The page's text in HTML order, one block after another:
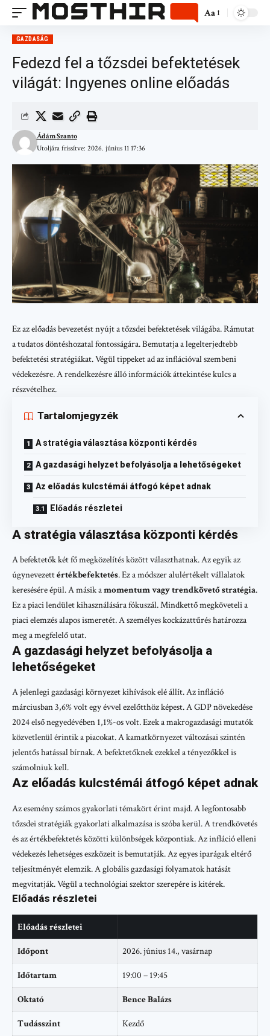
Aa
GAZDASÁG
Fedezd fel a tőzsdei befektetések
világát: Ingyenes online előadás
Utoljára frissítve: 2026. június 11 17:36
Ádám Szanto
Ez az előadás bevezetést nyújt a tőzsdei befektetések világába. Rámutat
a tudatos döntéshozatal fontosságára. Bemutatja a legelterjedtebb
befektetési stratégiákat. Végül tippeket ad az inflációval szembeni
védekezésre. A rendelkezésre álló információk áttekintése kulcs a
részvételhez.
Tartalomjegyzék
A stratégia választása központi kérdés
A gazdasági helyzet befolyásolja a lehetőségeket
Az előadás kulcstémái átfogó képet adnak
Előadás részletei
A stratégia választása központi kérdés
A befektetők két fő megközelítés között választhatnak. Az egyik az
úgynevezettértékbefektetés. Ez a módszer alulértékelt vállalatok
keresésére épül. A másik amomentum vagy trendkövető stratégia.
Ez a piaci lendület kihasználására fókuszál. Mindkettő megköveteli a
piaci elemzés alapos ismeretét. A személyes kockázattűrés határozza
meg a megfelelő utat.
A gazdasági helyzet befolyásolja a
lehetőségeket
A jelenlegi gazdasági környezet kihívások elé állít. Az infláció
márciusban 3,6% volt egy évvel ezelőtthöz képest. A GDP növekedése
2024 első negyedévében 1,1%-os volt. Ezek a makrogazdasági mutatók
közvetlenül érintik a piacokat. A kamatkörnyezet változásai szintén
jelentős hatással bírnak. A befektetőknek ezekkel a tényezőkkel is
számolniuk kell.
Az előadás kulcstémái átfogó képet adnak
Az esemény számos gyakorlati témakört érint majd. A legfontosabb
tőzsdei stratégiák gyakorlati alkalmazása is szóba kerül. A trendkövetés
és az értékbefektetés közötti különbségek központiak. Az infláció elleni
védekezés lehetséges eszközeit is bemutatják. Az egyes iparágak eltérő
teljesítményét elemzik. A globális gazdasági folyamatok hatását
megvitatják. Végül a technológiai szektor szerepére is kitérek.
Előadás részletei
Előadás részletei
Időpont 2026. június 14., vasárnap
Időtartam 19:00 – 19:45
Oktató Bence Balázs
Tudásszint Kezdő